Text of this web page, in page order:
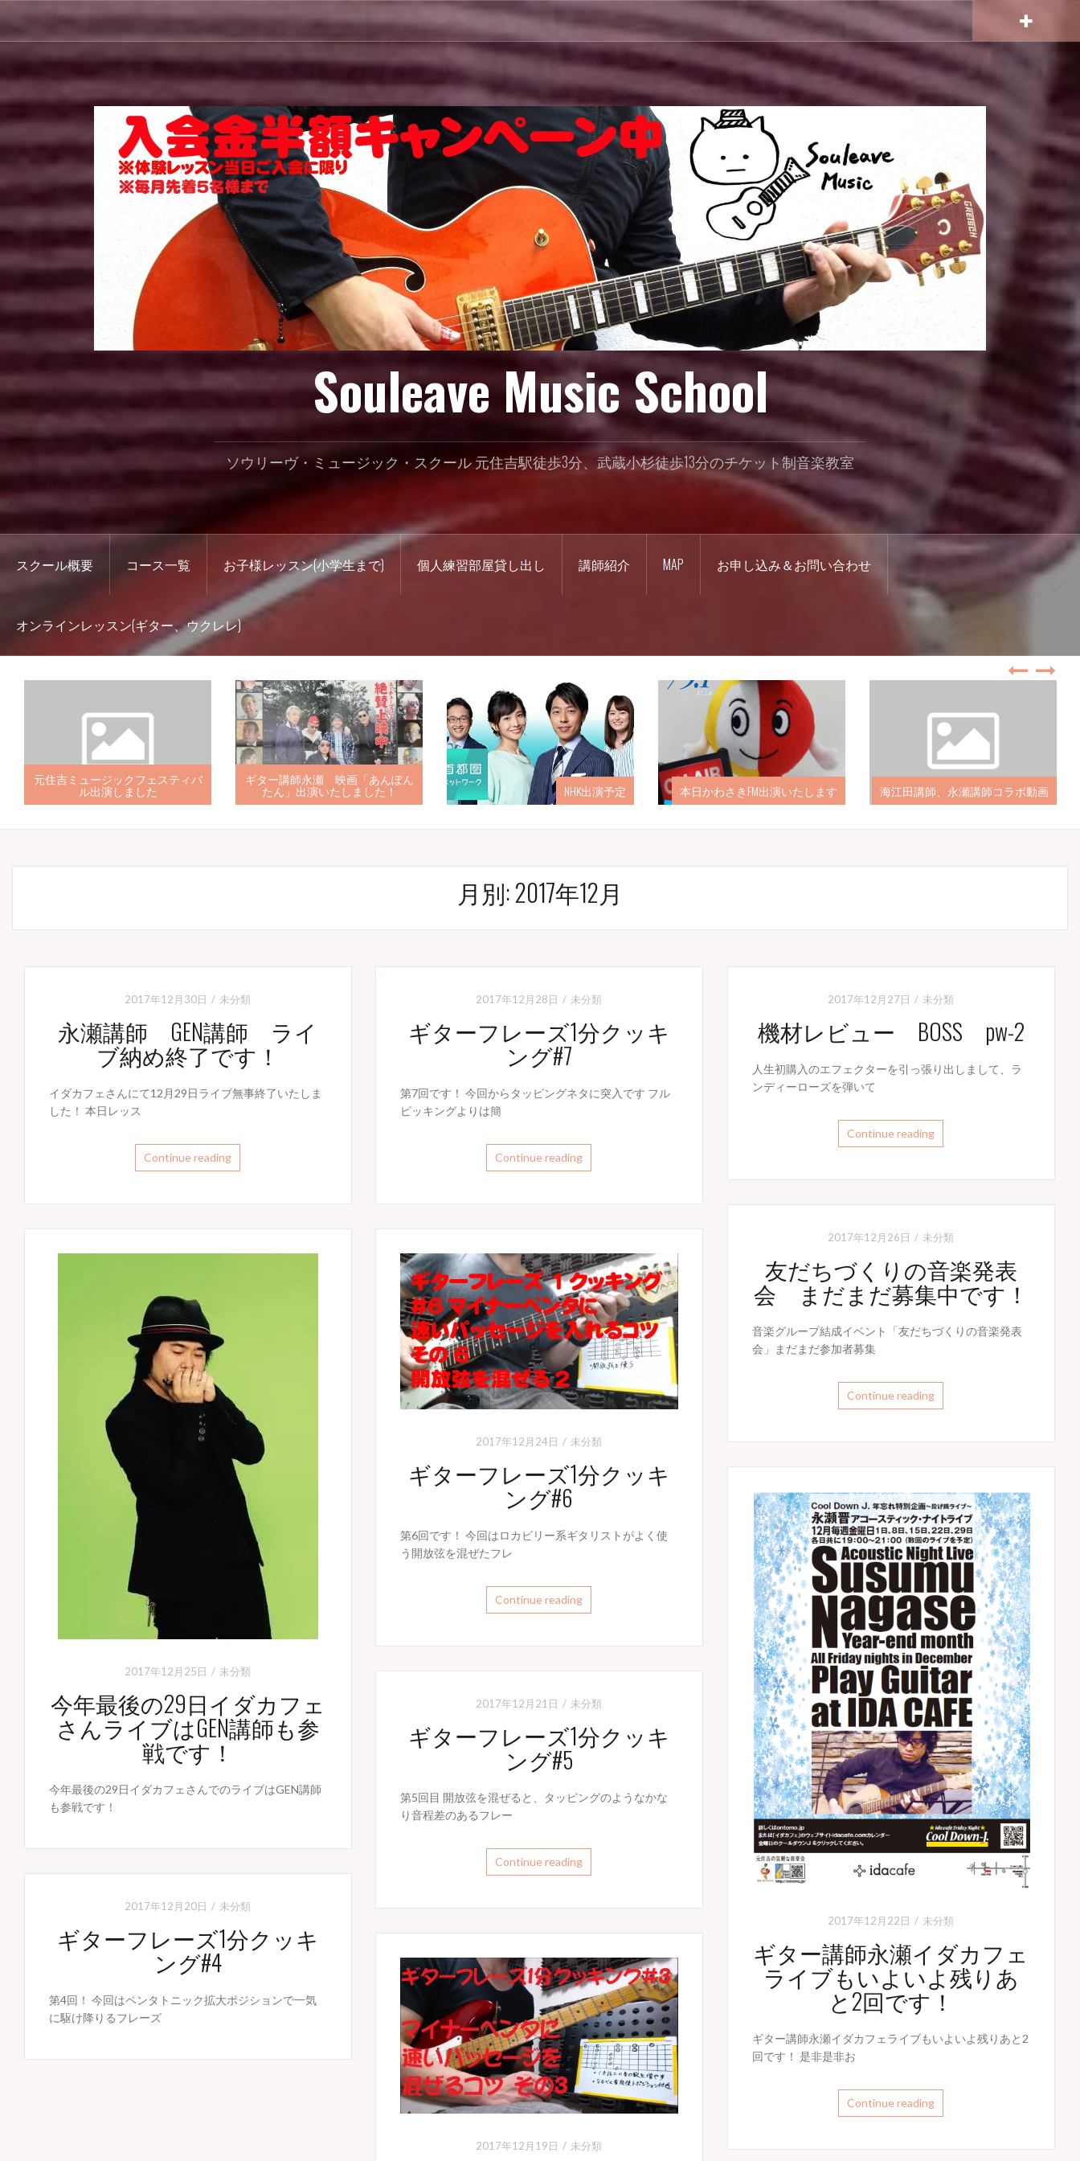
テ
ツ
プ
Souleave Music School
ソウリーヴ・ミュージック・スクール 元住吉駅徒歩3分、武蔵小杉徒歩13分のチケット制音楽教室
スクール概要 コース一覧 お子様レッスン(小学生まで) 個人練習部屋貸し出し 講師紹介 MAP お申し込み＆お問い合わせ
オンラインレッスン(ギター、ウクレレ)
「Kアリーナ横浜大型ビジョン、12
月のBGMで流れます」
元住吉ミュージックフェスティバ
ル出演しました
ギター講師永瀬 映画「あんぽん
たん」出演いたしました！ NHK出演予定 本日かわさきFM出演いたします
月別: 2017年12月
2017年12月30日 未分類
永瀬講師 GEN講師 ライ
ブ納め終了です！
イダカフェさんにて12月29日ライブ無事終了いたしま
した！ 本日レッス
Continue reading
2017年12月28日 未分類
ギターフレーズ1分クッキ
ング#7
第7回です！ 今回からタッピングネタに突入です フル
ピッキングよりは簡
Continue reading
2017年12月27日 未分類
機材レビュー BOSS pw-2
人生初購入のエフェクターを引っ張り出しまして、ラ
ンディーローズを弾いて
Continue reading
2017年12月26日 未分類
友だちづくりの音楽発表
会 まだまだ募集中です！
音楽グループ結成イベント「友だちづくりの音楽発表
会」まだまだ参加者募集
Continue reading
2017年12月25日 未分類
今年最後の29日イダカフェ
さんライブはGEN講師も参
戦です！
今年最後の29日イダカフェさんでのライブはGEN講師
も参戦です！
2017年12月24日 未分類
ギターフレーズ1分クッキ
ング#6
第6回です！ 今回はロカビリー系ギタリストがよく使
う開放弦を混ぜたフレ
Continue reading
2017年12月22日 未分類
ギター講師永瀬イダカフェ
ライブもいよいよ残りあ
と2回です！
ギター講師永瀬イダカフェライブもいよいよ残りあと2
回です！ 是非是非お
Continue reading
2017年12月21日 未分類
ギターフレーズ1分クッキ
ング#5
第5回目 開放弦を混ぜると、タッピングのようなかな
り音程差のあるフレー
Continue reading
2017年12月20日 未分類
ギターフレーズ1分クッキ
ング#4
第4回！ 今回はペンタトニック拡大ポジションで一気
に駆け降りるフレーズ
2017年12月19日 未分類